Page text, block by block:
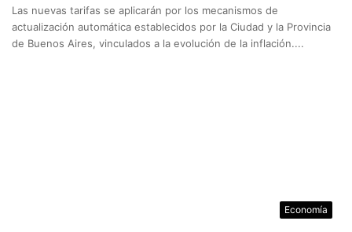
Las nuevas tarifas se aplicarán por los mecanismos de
actualización automática establecidos por la Ciudad y la Provincia
de Buenos Aires, vinculados a la evolución de la inflación....
Economía